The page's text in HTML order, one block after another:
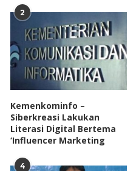
2
Kemenkominfo –
Siberkreasi Lakukan
Literasi Digital Bertema
‘Influencer Marketing
4